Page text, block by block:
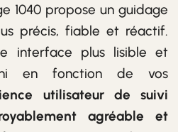
1040 propose un guidage
précis, fiable et réactif.
interface plus lisible et
en fonction de vos
utilisateur de suivi
agréable et